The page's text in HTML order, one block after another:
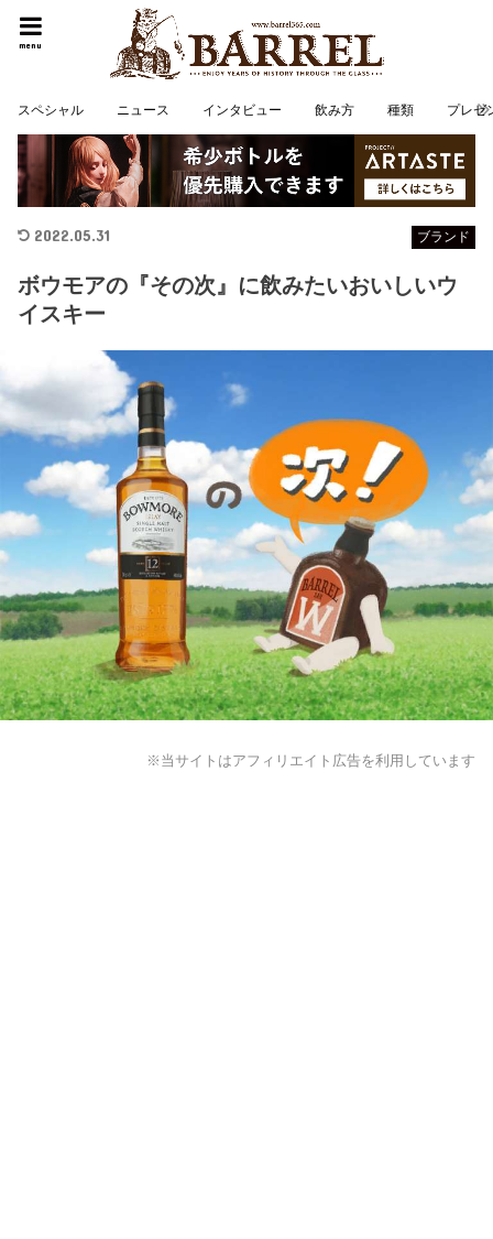
menu
スペシャル ニュース インタビュー 飲み方 種類 プレゼ
ブランド
2022.05.31
ボウモアの『その次』に飲みたいおいしいウ
イスキー
※当サイトはアフィリエイト広告を利用しています